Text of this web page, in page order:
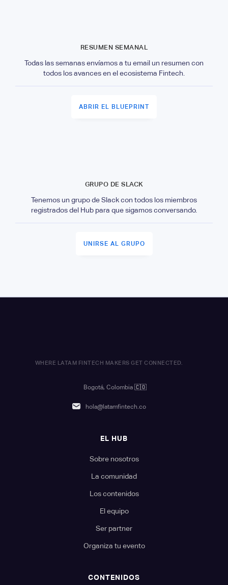
RESUMEN SEMANAL
Todas las semanas envíamos a tu email un resumen con
todos los avances en el ecosistema Fintech.
ABRIR EL BLUEPRINT
GRUPO DE SLACK
Tenemos un grupo de Slack con todos los miembros
registrados del Hub para que sigamos conversando.
UNIRSE AL GRUPO
WHERE LATAM FINTECH MAKERS GET CONNECTED.
Bogotá, Colombia 🇨🇴
hola@latamfintech.co
EL HUB
Sobre nosotros
La comunidad
Los contenidos
El equipo
Ser partner
Organiza tu evento
CONTENIDOS